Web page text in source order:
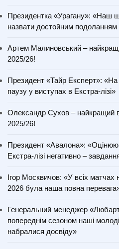
Президентка «Урагану»: «Наш
назвати достойним
Артем Малиновський –
2025/26!
Президент «Тайр Експерт»: «На
паузу у виступах в Екстра-лізі»
Олександр Сухов – найкращий
2025/26!
Президент «Авалона»:
Екстра-лізі негативно –
Ігор Москвичов: «У всіх
2026 була наша повна
Генеральний менеджер
попереднім сезоном наші
набралися досвіду»